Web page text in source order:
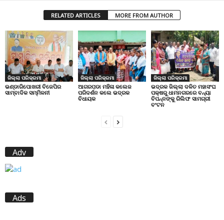
RELATED ARTICLES MORE FROM AUTHOR
ଜିଲ୍ଲା ପରିକ୍ରମା
ଭଣ୍ଡାରିପୋଖରୀ ବିଜେପିର
ସାମ୍ବାଦିକ ସମ୍ମିଳନୀ
ଜିଲ୍ଲା ପରିକ୍ରମା
ଆଗରପଡା ମହିଳା କଲେଜ
ପରିଦର୍ଶନ କଲେ ଭଦ୍ରକ
ବିଧାୟକ
ଜିଲ୍ଲା ପରିକ୍ରମା
ଭଦ୍ରକ ଜିଲ୍ଲା ଦଳିତ ମହାସଂଘ
ପକ୍ଷରୁ ଧାମନଗରରେ ବନ୍ୟା
ବିପନ୍ନଙ୍କୁ ରିଲିଫ ସାମଗ୍ରୀ
ବଂଟନ
Adv
Ads